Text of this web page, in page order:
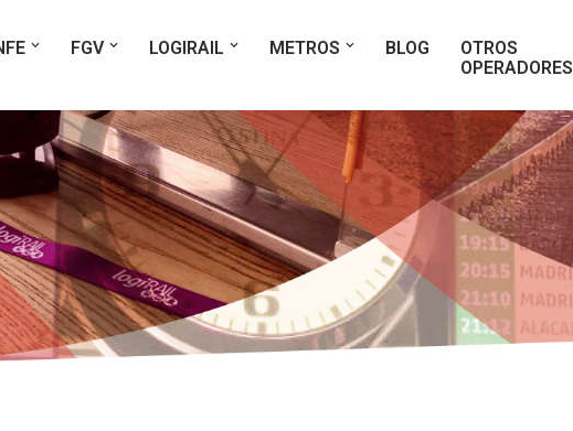
FGV LOGIRAIL METROS BLOG
OTROS
OPERADORES